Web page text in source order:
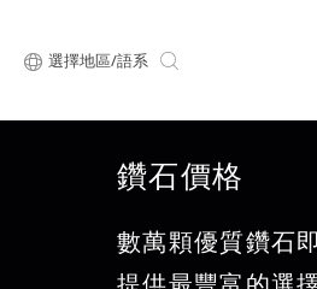
選擇地區/語系
顧客好評
最新消息
鑽石價格
數萬顆優質鑽石